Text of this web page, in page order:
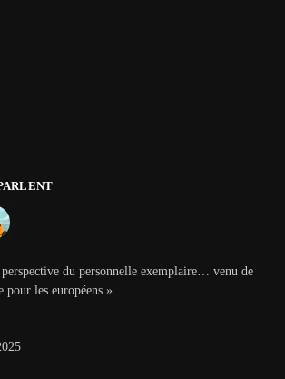
du personnelle exemplaire… venu de
pour les européens »